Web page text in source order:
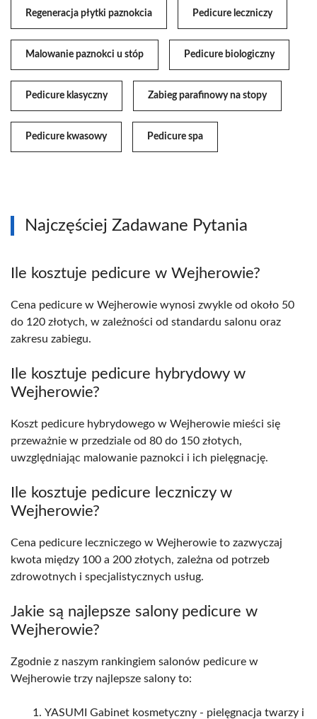
Regeneracja płytki paznokcia Pedicure leczniczy
Malowanie paznokci u stóp Pedicure biologiczny
Pedicure klasyczny Zabieg parafinowy na stopy
Pedicure kwasowy Pedicure spa
Najczęściej Zadawane Pytania
Ile kosztuje pedicure w Wejherowie?
Cena pedicure w Wejherowie wynosi zwykle od około 50
do 120 złotych, w zależności od standardu salonu oraz
zakresu zabiegu.
Ile kosztuje pedicure hybrydowy w
Wejherowie?
Koszt pedicure hybrydowego w Wejherowie mieści się
przeważnie w przedziale od 80 do 150 złotych,
uwzględniając malowanie paznokci i ich pielęgnację.
Ile kosztuje pedicure leczniczy w
Wejherowie?
Cena pedicure leczniczego w Wejherowie to zazwyczaj
kwota między 100 a 200 złotych, zależna od potrzeb
zdrowotnych i specjalistycznych usług.
Jakie są najlepsze salony pedicure w
Wejherowie?
Zgodnie z naszym rankingiem salonów pedicure w
Wejherowie trzy najlepsze salony to:
YASUMI Gabinet kosmetyczny - pielęgnacja twarzy i